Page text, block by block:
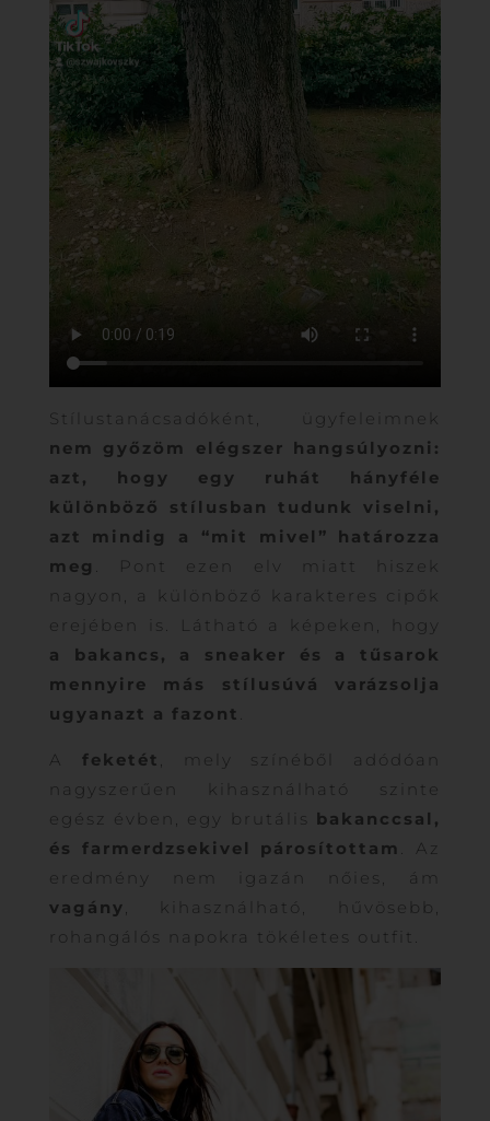
Stílustanácsadóként, ügyfeleimnek
nem győzöm elégszer hangsúlyozni:
azt, hogy egy ruhát hányféle
különböző stílusban tudunk viselni,
azt mindig a “mit mivel” határozza
meg . Pont ezen elv miatt hiszek
nagyon, a különböző karakteres cipők
erejében is. Látható a képeken, hogy
a bakancs, a sneaker és a tűsarok
mennyire más stílusúvá varázsolja
ugyanazt a fazont .
A feketét , mely színéből adódóan
nagyszerűen kihasználható szinte
egész évben, egy brutális bakanccsal,
és farmerdzsekivel párosítottam . Az
eredmény nem igazán nőies, ám
vagány, kihasználható, hűvösebb,
rohangálós napokra tökéletes outfit.